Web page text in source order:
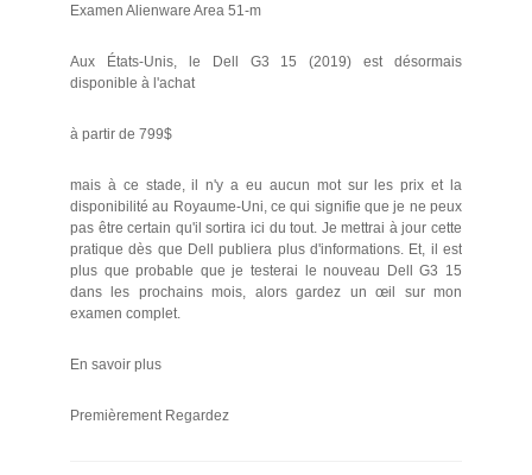
Examen Alienware Area 51-m
Aux États-Unis, le Dell G3 15 (2019) est désormais
disponible à l'achat
à partir de 799$
mais à ce stade, il n'y a eu aucun mot sur les prix et la
disponibilité au Royaume-Uni, ce qui signifie que je ne peux
pas être certain qu'il sortira ici du tout. Je mettrai à jour cette
pratique dès que Dell publiera plus d'informations. Et, il est
plus que probable que je testerai le nouveau Dell G3 15
dans les prochains mois, alors gardez un œil sur mon
examen complet.
En savoir plus
Premièrement Regardez